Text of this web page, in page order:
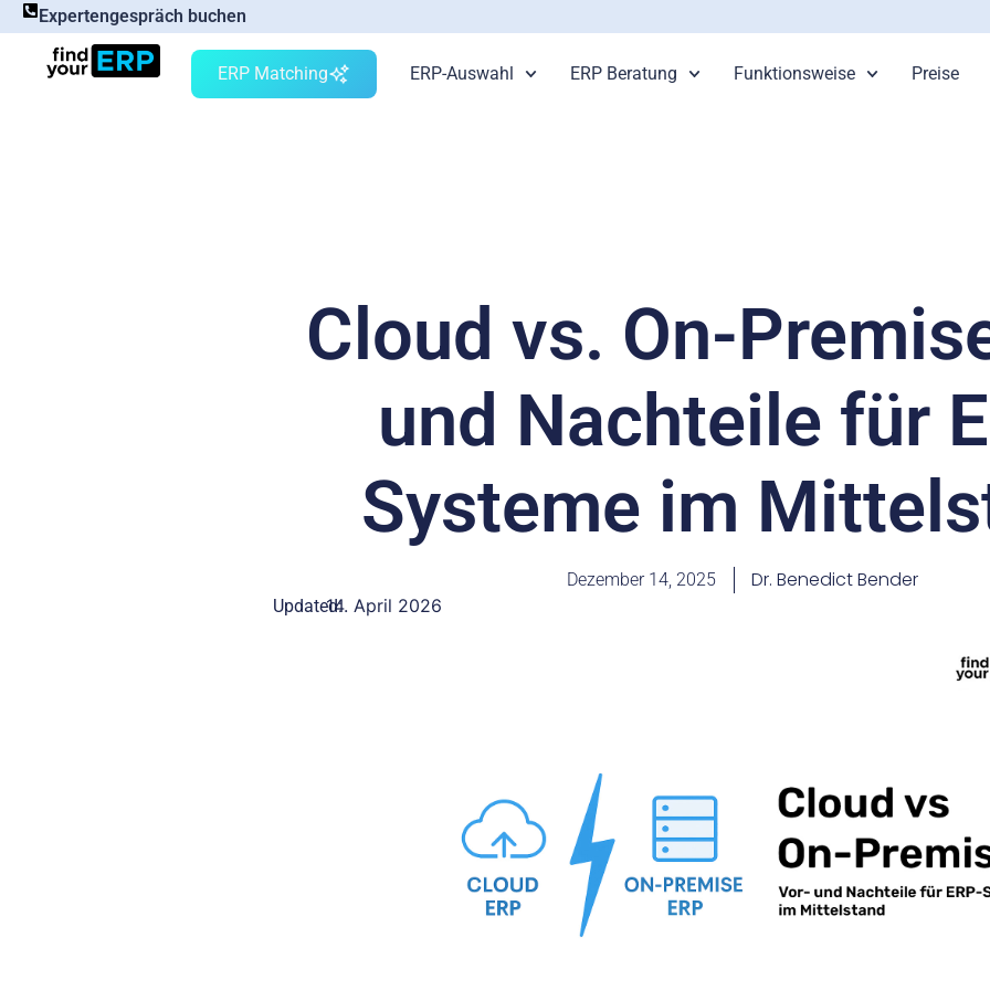
Expertengespräch buchen
ERP Matching ERP-Auswahl ERP Beratung Funktionsweise Preise
Cloud vs. On-
und Nachteile für
Systeme im
Dezember 14, 2025 Dr. Benedict Bender
Updated:14. April 2026